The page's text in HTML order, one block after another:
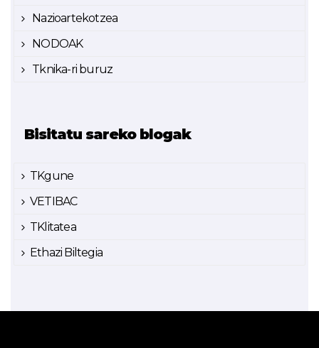
Nazioartekotzea
NODOAK
Tknika-ri buruz
Bisitatu sareko blogak
TKgune
VETIBAC
TKlitatea
Ethazi Biltegia